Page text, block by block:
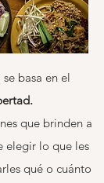
basa en el
que brinden a
elegir lo que les
qué o cuánto